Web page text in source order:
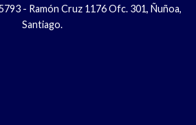
- Ramón Cruz 1176 Ofc. 301, Ñuñoa,
Santiago.